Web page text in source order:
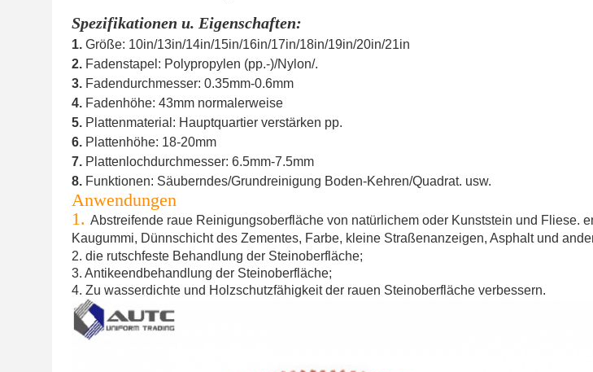
Spezifikationen u. Eigenschaften:
1. Größe: 10in/13in/14in/15in/16in/17in/18in/19in/20in/21in
2. Fadenstapel: Polypropylen (pp.-)/Nylon/.
3. Fadendurchmesser: 0.35mm-0.6mm
4. Fadenhöhe: 43mm normalerweise
5. Plattenmaterial: Hauptquartier verstärken pp.
6. Plattenhöhe: 18-20mm
7. Plattenlochdurchmesser: 6.5mm-7.5mm
8. Funktionen: Säuberndes/Grundreinigung Boden-Kehren/Quadrat. usw.
Anwendungen
1. Abstreifende raue Reinigungsoberfläche von natürlichem oder Kunststein und Fliese.
Kaugummi, Dünnschicht des Zementes, Farbe, kleine Straßenanzeigen, Asphalt und
2. die rutschfeste Behandlung der Steinoberfläche;
3. Antikeendbehandlung der Steinoberfläche;
4. Zu wasserdichte und Holzschutzfähigkeit der rauen Steinoberfläche verbessern.